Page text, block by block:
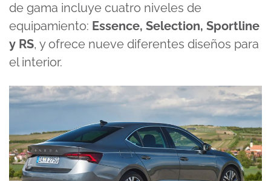
de gama incluye cuatro niveles de
equipamiento: Essence, Selection, Sportline
y RS, y ofrece nueve diferentes diseños para
el interior.